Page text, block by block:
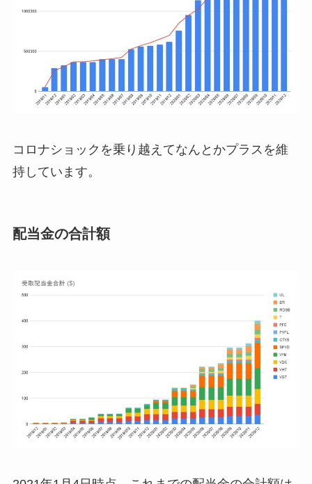
コロナショックを乗り越えてなんとかプラスを維
持しています。
配当金の合計額